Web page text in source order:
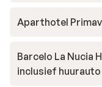
Aparthotel
Barcelo La Nucia
inclusief huurauto